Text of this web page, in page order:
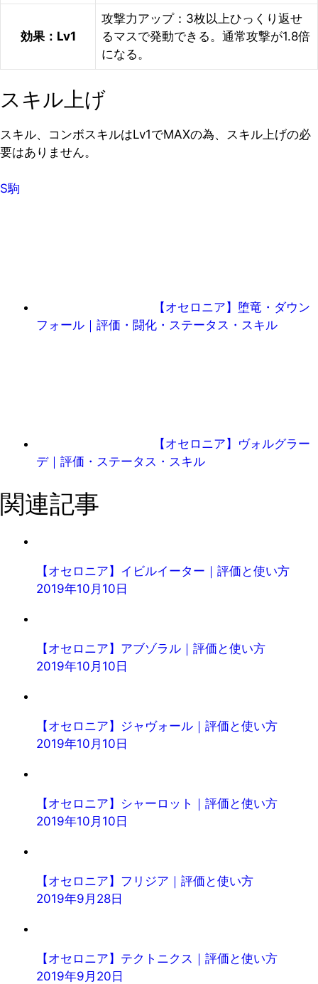
効果：Lv1
攻撃力アップ：3枚以上ひっくり返せ
るマスで発動できる。通常攻撃が1.8倍
になる。
スキル上げ
スキル、コンボスキルはLv1でMAXの為、スキル上げの必
要はありません。
S駒
【オセロニア】堕竜・ダウン
フォール｜評価・闘化・ステータス・スキル
【オセロニア】ヴォルグラー
デ｜評価・ステータス・スキル
関連記事
【オセロニア】イビルイーター｜評価と使い方
2019年10月10日
【オセロニア】アブゾラル｜評価と使い方
2019年10月10日
【オセロニア】ジャヴォール｜評価と使い方
2019年10月10日
【オセロニア】シャーロット｜評価と使い方
2019年10月10日
【オセロニア】フリジア｜評価と使い方
2019年9月28日
【オセロニア】テクトニクス｜評価と使い方
2019年9月20日